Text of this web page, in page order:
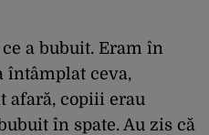
ce a bubuit. Eram în
întâmplat ceva,
afară, copiii erau
în spate. Au zis că